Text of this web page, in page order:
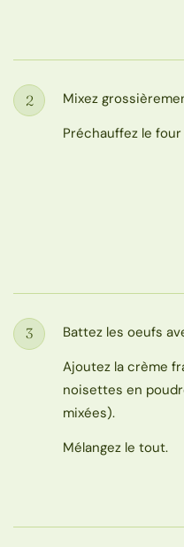
Étape
2
Mixez
Préchauffez le four
Étape
3
Battez les oeufs
Ajoutez la crème
noisettes en
mixées).
Mélangez le tout.